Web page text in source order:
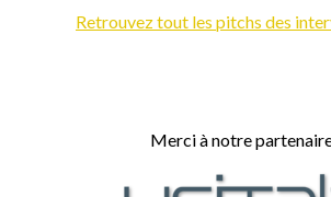
Retrouvez tout les pitchs des
Merci à notre